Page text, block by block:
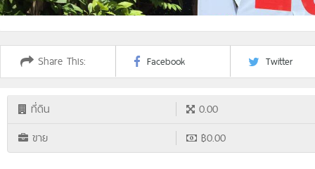
Share This: Facebook Twitter
ที่ดิน
0.00
ขาย
฿0.00